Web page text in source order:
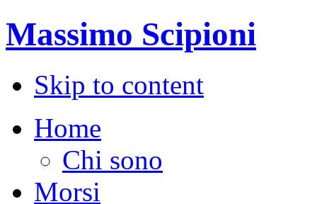
Massimo Scipioni
Skip to content
Home
Chi sono
Morsi